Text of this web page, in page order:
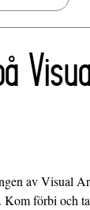
av Visual
Kom förbi och